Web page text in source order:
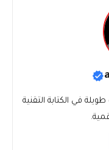
في الكتابة التقنية